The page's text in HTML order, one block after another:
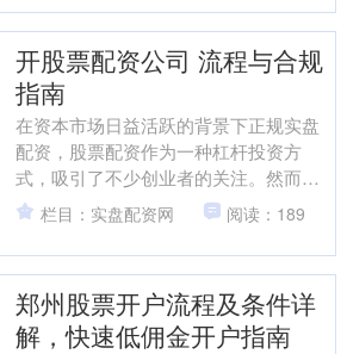
开股票配资公司 流程与合规
指南
在资本市场日益活跃的背景下正规实盘
配资，股票配资作为一种杠杆投资方
式，吸引了不少创业者的关注。然而，
开设一家合规的股票配资公司并非易
事，需要深入了解相关政策法规....
栏目：实盘配资网 阅读：189
郑州股票开户流程及条件详
解，快速低佣金开户指南